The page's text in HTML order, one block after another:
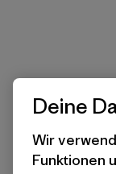
Deine
Wir
Funktionen